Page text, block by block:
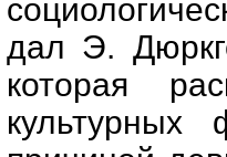
дал Э.
которая
культурных